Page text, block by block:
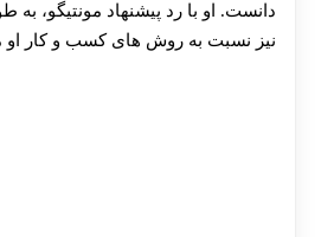
دانست. او با رد پیشنهاد مونتیگو، به‌
نیز نسبت به روش‌ های کسب‌ و کار او